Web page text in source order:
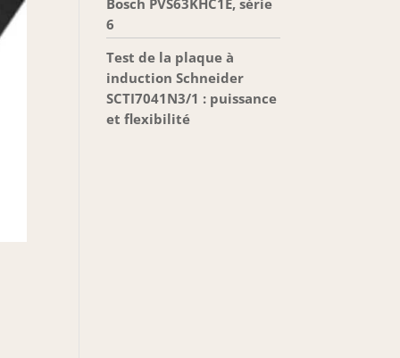
Bosch PVS63KHC1E, série
6
Test de la plaque à
induction Schneider
SCTI7041N3/1 : puissance
et flexibilité